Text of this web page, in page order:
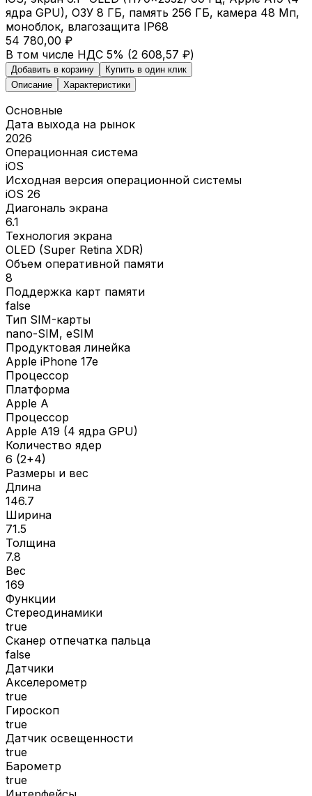
ядра GPU), ОЗУ 8 ГБ, память 256 ГБ, камера 48 Мп,
моноблок, влагозащита IP68
54 780,00 ₽
В том числе НДС 5% (2 608,57 ₽)
Добавить в корзину
Купить в один клик
Описание
Характеристики
Основные
Дата выхода на рынок
2026
Операционная система
iOS
Исходная версия операционной системы
iOS 26
Диагональ экрана
6.1
Технология экрана
OLED (Super Retina XDR)
Объем оперативной памяти
8
Поддержка карт памяти
false
Тип SIM-карты
nano-SIM, eSIM
Продуктовая линейка
Apple iPhone 17e
Процессор
Платформа
Apple A
Процессор
Apple A19 (4 ядра GPU)
Количество ядер
6 (2+4)
Размеры и вес
Длина
146.7
Ширина
71.5
Толщина
7.8
Вес
169
Функции
Стереодинамики
true
Сканер отпечатка пальца
false
Датчики
Акселерометр
true
Гироскоп
true
Датчик освещенности
true
Барометр
true